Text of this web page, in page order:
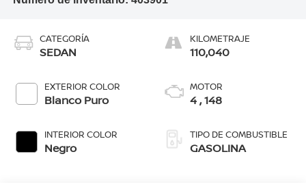
CATEGORÍA
SEDAN
EXTERIOR COLOR
Blanco Puro
INTERIOR COLOR
Negro
KILOMETRAJE
110,040
MOTOR
4 , 148
TIPO DE COMBUSTIBLE
GASOLINA